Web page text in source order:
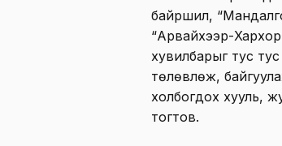
байршил,
“Арвайхээр-
хувилбарыг тус
төлөвлөж,
холбогдох хууль,
тогтов.